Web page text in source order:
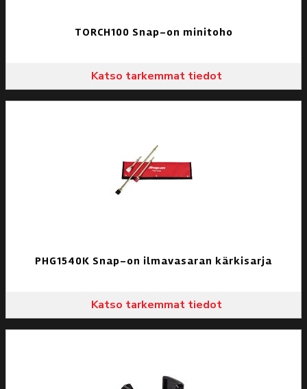
TORCH100 Snap-on minitoho
Katso tarkemmat tiedot
PHG1540K Snap-on ilmavasaran kärkisarja
Katso tarkemmat tiedot